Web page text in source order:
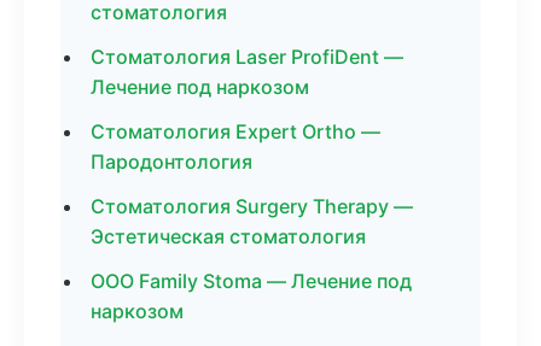
стоматология
Стоматология Laser ProfiDent —
Лечение под наркозом
Стоматология Expert Ortho —
Пародонтология
Стоматология Surgery Therapy —
Эстетическая стоматология
ООО Family Stoma — Лечение под
наркозом